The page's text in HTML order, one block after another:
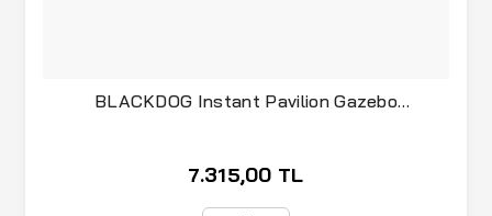
BLACKDOG Instant Pavilion Gazebo
7.315,00 TL